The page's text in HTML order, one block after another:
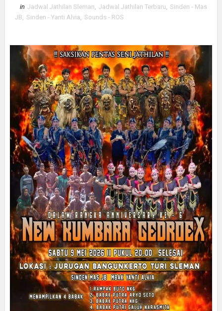
in Jadwal Jathilan Sleman Jadwal Jathilan Terbaru
Sinden - Mas
JB
Sinden - Yanti Alvia Sounds - ROS